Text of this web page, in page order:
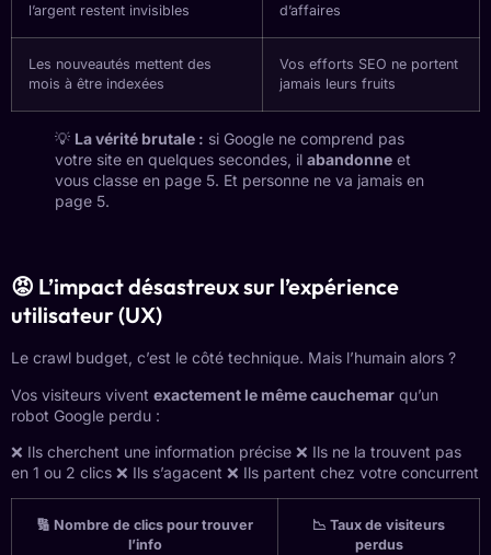
l’argent restent invisibles
d’affaires
Les nouveautés mettent des
mois à être indexées
Vos efforts SEO ne portent
jamais leurs fruits
💡 La vérité brutale : si Google ne comprend pas
votre site en quelques secondes, il abandonne et
vous classe en page 5. Et personne ne va jamais en
page 5.
😡 L’impact désastreux sur l’expérience
utilisateur (UX)
Le crawl budget, c’est le côté technique. Mais l’humain alors ?
Vos visiteurs vivent exactement le même cauchemar qu’un
robot Google perdu :
❌ Ils cherchent une information précise ❌ Ils ne la trouvent pas
en 1 ou 2 clics ❌ Ils s’agacent ❌ Ils partent chez votre concurrent
🔢 Nombre de clics pour trouver
l’info
📉 Taux de visiteurs
perdus